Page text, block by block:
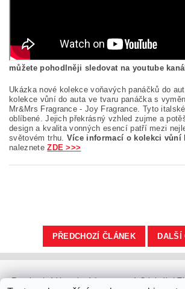
můžete pohodlněji sledovat na youtube
Ukázka nové kolekce voňavých panáčků do
kolekce vůní do auta ve tvaru panáčka s
Mr&Mrs Fragrance - Joy Fragrance. Tyto
oblíbené. Jejich překrásný vzhled zujme a
design a kvalita vonných esencí patří mezi
světovém trhu. Více informací o kolekci vůní
nalezneteZDE >>>
PŘEDCHOZÍ ČLÁNEK DALŠÍ
Facebook | Youtube | Instagram | Originální